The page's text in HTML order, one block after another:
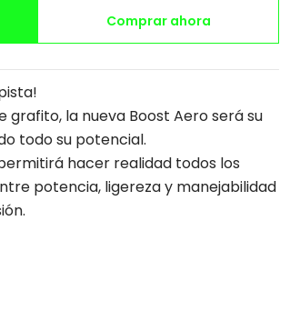
Comprar ahora
grafito, la nueva Boost Aero será su
todo su potencial.
hacer realidad todos los
potencia, ligereza y manejabilidad